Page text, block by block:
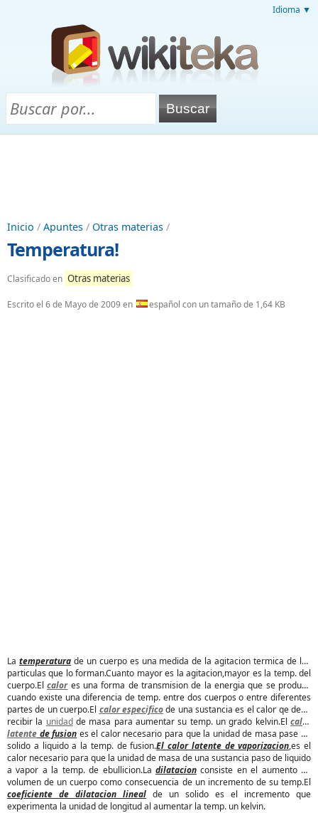
Idioma ▼
Inicio / Apuntes / Otras materias /
Temperatura!
Clasificado en Otras materias
Escrito el 6 de Mayo de 2009en español con un tamaño de 1,64 KB
La temperaturade un cuerpo es una medida de la agitacion termica de las
particulas que lo forman.Cuanto mayor es la agitacion,mayor es la temp. del
cuerpo.Elcalores una forma de transmision de la energia que se produce
cuando existe una diferencia de temp. entre dos cuerpos o entre diferentes
partes de un cuerpo.El calor especificode una sustancia es el calor qe debe
recibir la unidadde masa para aumentar su temp. un grado kelvin.Elcalor
latente de fusion es el calor necesario para que la unidad de masa pase de
solido a liquido a la temp. de fusion.El calor latente de vaporizacion,es el
calor necesario para que la unidad de masa de una sustancia paso de liquido
a vapor a la temp. de ebullicion.La dilatacionconsiste en el aumento de
volumen de un cuerpo como consecuencia de un incremento de su temp.El
coeficiente de dilatacion lineal de un solido es el incremento que
experimenta la unidad de longitud al aumentar la temp. un kelvin.